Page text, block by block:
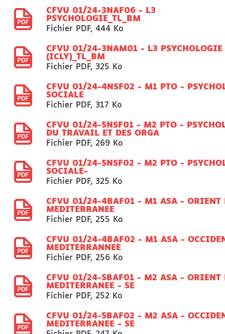
CFVU 01/24-3NAF06 - L3
PSYCHOLOGIE_TL_BM
Fichier PDF, 444 Ko
CFVU 01/24-3NAM01 - L3 PSYCHOLOGIE
(ICLY)_TL_BM
Fichier PDF, 325 Ko
CFVU 01/24-4NSF02 - M1 PTO -
SOCIALE
Fichier PDF, 317 Ko
CFVU 01/24-5NSF01 - M2 PTO -
DU TRAVAIL ET DES ORGA
Fichier PDF, 269 Ko
CFVU 01/24-5NSF02 - M2 PTO -
SOCIALE-
Fichier PDF, 325 Ko
CFVU 01/24-4BAF01 - M1 ASA - ORIENT
MEDITERRANEE
Fichier PDF, 255 Ko
CFVU 01/24-4BAF02 - M1 ASA -
MEDITERRANNEE
Fichier PDF, 256 Ko
CFVU 01/24-5BAF01 - M2 ASA - ORIENT
MEDITERRANEE - SE
Fichier PDF, 252 Ko
CFVU 01/24-5BAF02 - M2 ASA -
MEDITERRANEE - SE